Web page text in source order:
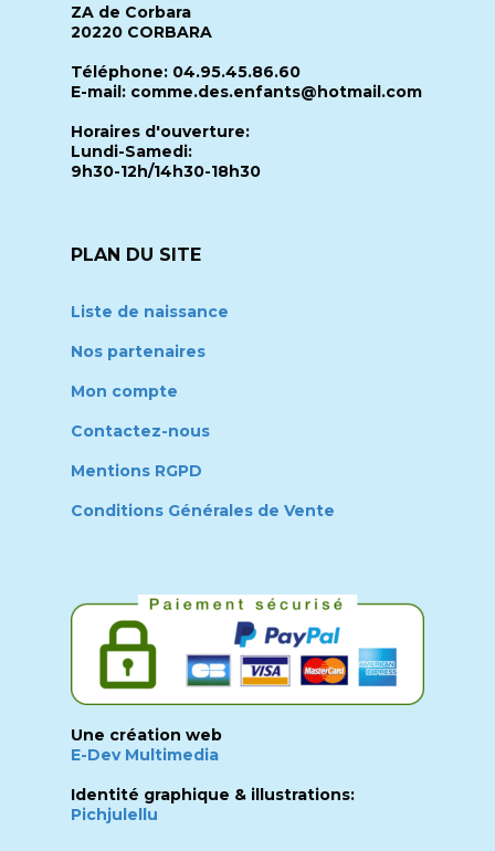
ZA de Corbara
20220 CORBARA
Téléphone: 04.95.45.86.60
E-mail: comme.des.enfants@hotmail.com
Horaires d'ouverture:
Lundi-Samedi:
9h30-12h/14h30-18h30
PLAN DU SITE
Liste de naissance
Nos partenaires
Mon compte
Contactez-nous
Mentions RGPD
Conditions Générales de Vente
Une création web
E-Dev Multimedia
Identité graphique & illustrations:
Pichjulellu